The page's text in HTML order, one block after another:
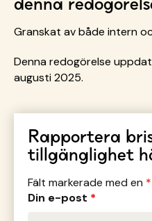
Granskat av både intern
Denna redogörelse
augusti 2025.
Rapportera
tillgänglighet
Fält markerade med en *
Din e-post *